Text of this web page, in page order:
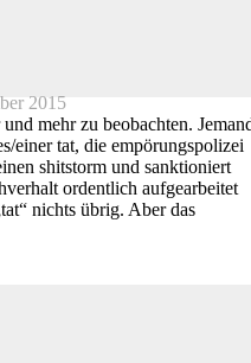
2015
mehr zu beobachten.
einer tat, die empörungspolizei
shitstorm und sanktioniert
ordentlich aufgearbeitet
nichts übrig. Aber das